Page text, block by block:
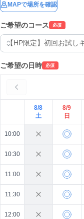
MAPで場所を確認
ご希望のコース 必須
ご希望の日時 必須
8/8
土
8/9
日
10:00
10:30
11:00
11:30
12:00